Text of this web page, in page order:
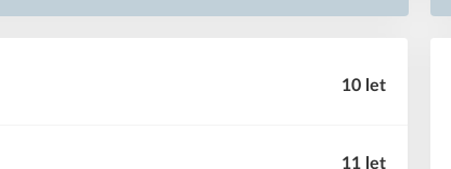
10 let
11 let